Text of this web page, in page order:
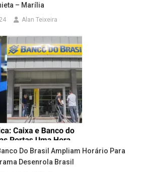
– Marília
Alan Teixeira
Do Brasil Ampliam Horário Para
Desenrola Brasil